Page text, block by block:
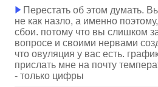
Перестать об этом думать.
не как назло, а именно
сбои. потому что вы слишком
вопросе и своими нервами
что овуляция у вас есть.
прислать мне на почту
- только цифры